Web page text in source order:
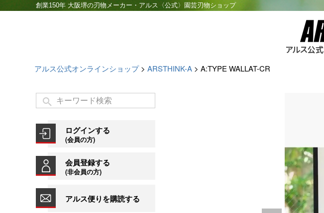
創業150年 大阪堺の刃物メーカー・アルス〈公式〉園芸刃物ショップ
アルス公式オンラインショップ ARSTHINK-A A:TYPE WALLAT-CR
ログインする
(会員の方)
会員登録する
(非会員の方)
アルス便りを購読する